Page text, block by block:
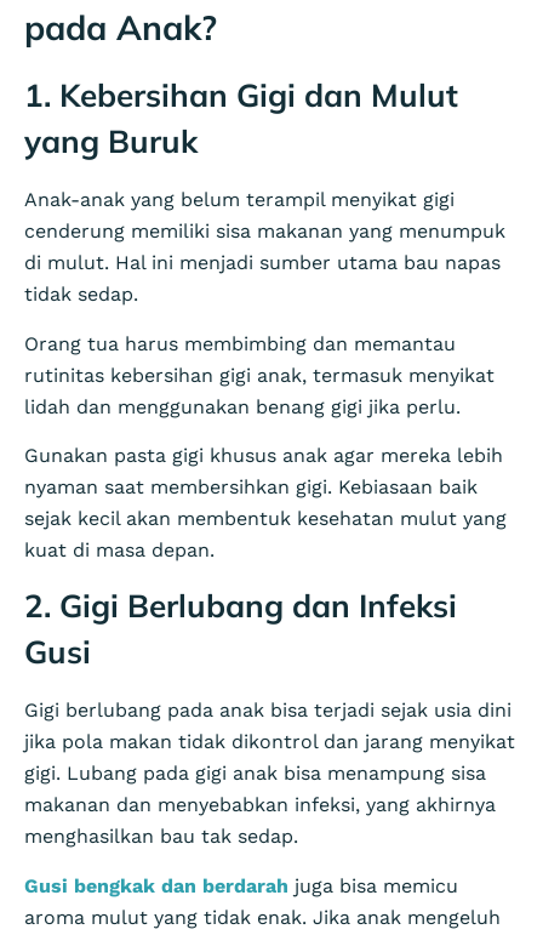
pada Anak?
1. Kebersihan Gigi dan Mulut
yang Buruk
Anak-anak yang belum terampil menyikat gigi
cenderung memiliki sisa makanan yang menumpuk
di mulut. Hal ini menjadi sumber utama bau napas
tidak sedap.
Orang tua harus membimbing dan memantau
rutinitas kebersihan gigi anak, termasuk menyikat
lidah dan menggunakan benang gigi jika perlu.
Gunakan pasta gigi khusus anak agar mereka lebih
nyaman saat membersihkan gigi. Kebiasaan baik
sejak kecil akan membentuk kesehatan mulut yang
kuat di masa depan.
2. Gigi Berlubang dan Infeksi
Gusi
Gigi berlubang pada anak bisa terjadi sejak usia dini
jika pola makan tidak dikontrol dan jarang menyikat
gigi. Lubang pada gigi anak bisa menampung sisa
makanan dan menyebabkan infeksi, yang akhirnya
menghasilkan bau tak sedap.
Gusi bengkak dan berdarah juga bisa memicu
aroma mulut yang tidak enak. Jika anak mengeluh